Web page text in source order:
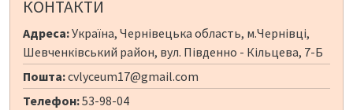
КОНТАКТИ
Адреса:Україна, Чернівецька область, м.Чернівці,
Шевченківський район, вул. Південно - Кільцева, 7-Б
Пошта:cvlyceum17@gmail.com
Телефон:53-98-04